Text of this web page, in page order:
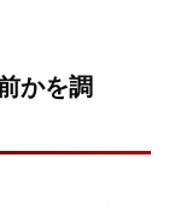
かを調